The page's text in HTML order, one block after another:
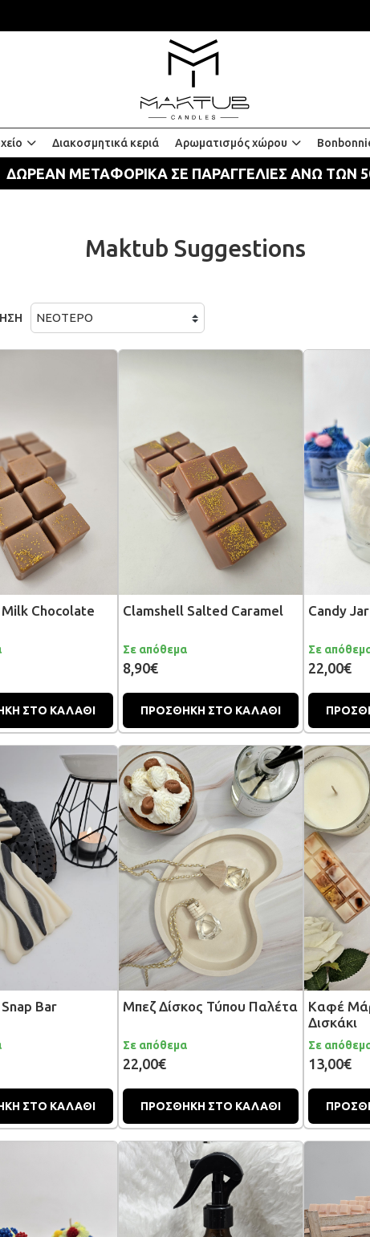
Διακοσμητικά κεριά Αρωματισμός χώρου
ΔΩΡΕΑΝ ΜΕΤΑΦΟΡΙΚΑ ΣΕ ΠΑΡΑΓΓΕΛΙΕΣ ΑΝΩ ΤΩΝ
Maktub Suggestions
Chocolate
ΣΤΟ ΚΑΛΑΘΙ
Clamshell Salted Caramel
Σε απόθεμα
8,90€
ΠΡΟΣΘΗΚΗ ΣΤΟ ΚΑΛΑΘΙ
Candy
Σε
22,00€
Bar
ΣΤΟ ΚΑΛΑΘΙ
Μπεζ Δίσκος Τύπου Παλέτα
Σε απόθεμα
22,00€
ΠΡΟΣΘΗΚΗ ΣΤΟ ΚΑΛΑΘΙ
Καφέ
Δισκάκι
Σε
13,00€